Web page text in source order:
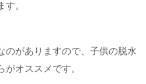
。
のがありますので、子供の脱水
オススメです。